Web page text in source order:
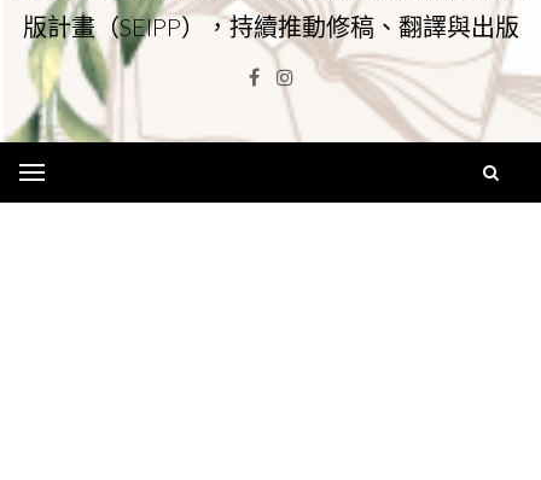
版計畫（SEIPP），持續推動修稿、翻譯與出版
Facebook
Instagram